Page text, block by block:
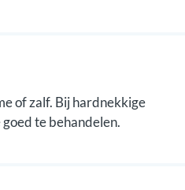
of zalf. Bij hardnekkige
te behandelen.